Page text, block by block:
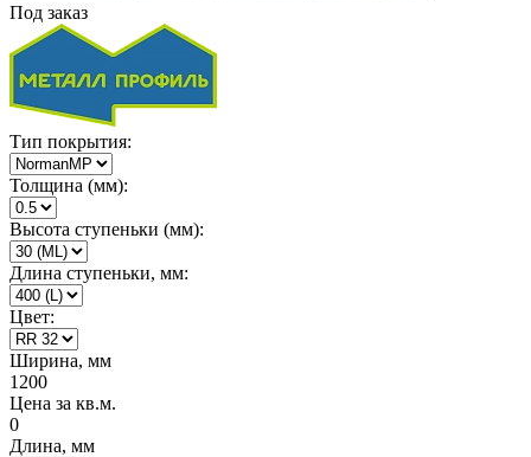
Под заказ
Тип покрытия:
Толщина (мм):
Высота ступеньки (мм):
Длина ступеньки, мм:
Цвет:
Ширина, мм
1200
Цена за кв.м.
0
Длина, мм